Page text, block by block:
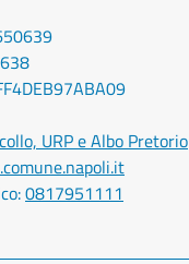
URP e Albo Pretorio
0817951111